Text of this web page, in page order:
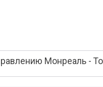
Монреаль -